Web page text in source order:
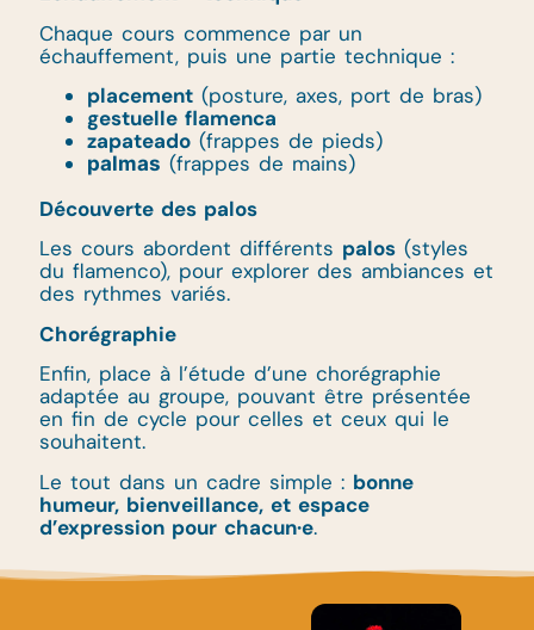
Chaque cours commence par un
échauffement, puis une partie technique :
placement (posture, axes, port de bras)
gestuelle flamenca
zapateado (frappes de pieds)
palmas (frappes de mains)
Découverte des palos
Les cours abordent différents palos (styles
du flamenco), pour explorer des ambiances et
des rythmes variés.
Chorégraphie
Enfin, place à l’étude d’une chorégraphie
adaptée au groupe, pouvant être présentée
en fin de cycle pour celles et ceux qui le
souhaitent.
Le tout dans un cadre simple : bonne
humeur, bienveillance, et espace
d’expression pour chacun·e.